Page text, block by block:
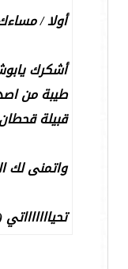
أولا /
أشكرك
طيبة من
قبيلة
واتمنى لك